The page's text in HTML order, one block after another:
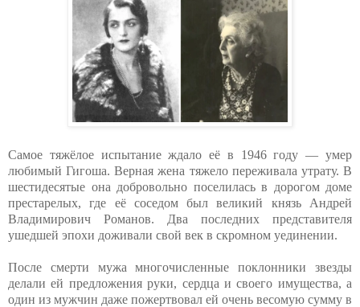
Самое тяжёлое испытание ждало её в 1946 году — умер
любимый Гигоша. Верная жена тяжело переживала утрату. В
шестидесятые она добровольно поселилась в дорогом доме
престарелых, где её соседом был великий князь Андрей
Владимирович Романов. Два последних представителя
ушедшей эпохи доживали свой век в скромном уединении.
После смерти мужа многочисленные поклонники звезды
делали ей предложения руки, сердца и своего имущества, а
один из мужчин даже пожертвовал ей очень весомую сумму в